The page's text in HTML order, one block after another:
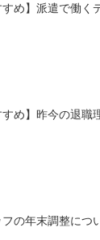
すめ】派遣で働く
すめ】昨今の退職
の年末調整につ